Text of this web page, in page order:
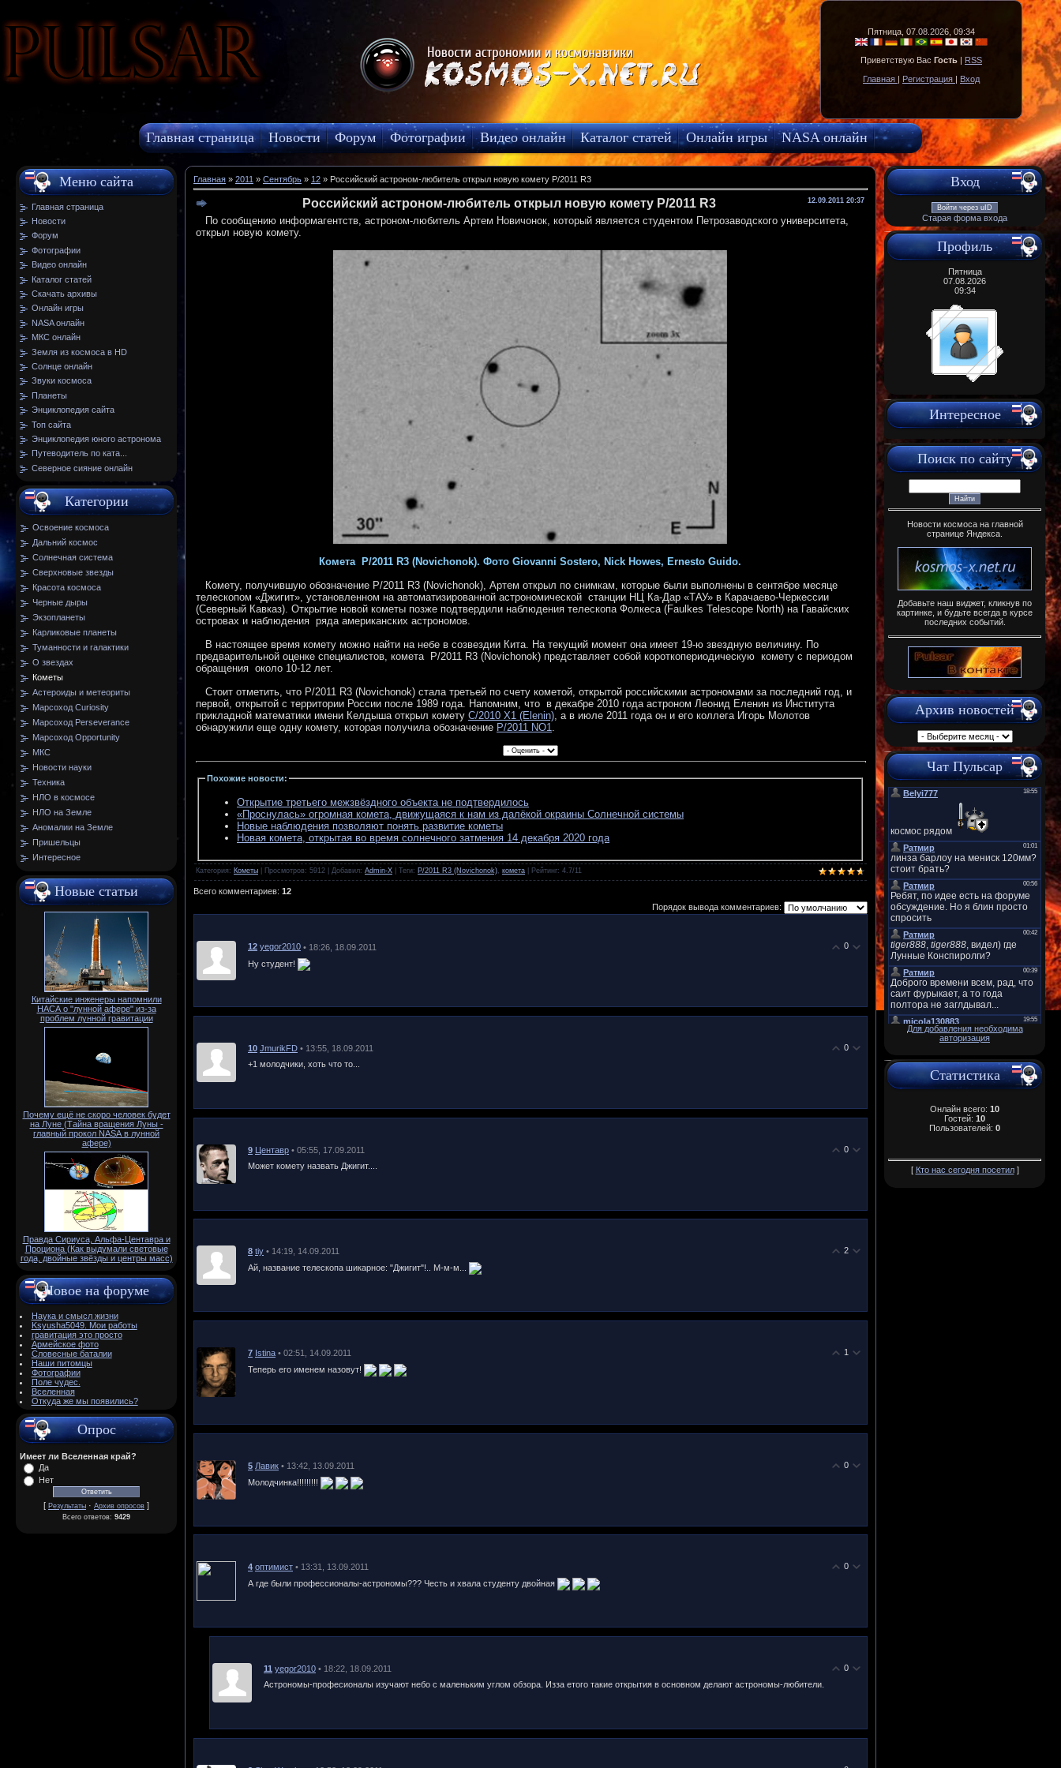
Pulsar Пятница, 07.08.2026, 09:34
Приветствую Вас Гость | RSS
Главная | Регистрация | Вход
Главная страница Новости Форум Фотографии Видео онлайн Каталог статей Онлайн игры
NASA онлайн
МКС онлайн
Меню сайта
Главная страница
Новости
Форум
Фотографии
Видео онлайн
Каталог статей
Скачать архивы
Онлайн игры
NASA онлайн
МКС онлайн
Земля из космоса в HD
Солнце онлайн
Звуки космоса
Планеты
Энциклопедия сайта
Топ сайта
Энциклопедия юного астронома
Путеводитель по ката...
Северное сияние онлайн
Категории
Освоение космоса
Дальний космос
Солнечная система
Сверхновые звезды
Красота космоса
Черные дыры
Экзопланеты
Карликовые планеты
Туманности и галактики
О звездах
Кометы
Астероиды и метеориты
Марсоход Curiosity
Марсоход Perseverance
Марсоход Opportunity
МКС
Новости науки
Техника
НЛО в космосе
НЛО на Земле
Аномалии на Земле
Пришельцы
Интересное
Новые статьи
Китайские инженеры напомнили
НАСА о "лунной афере" из-за
проблем лунной гравитации
Почему ещё не скоро человек будет
на Луне (Тайна вращения Луны -
главный прокол NАSА в лунной
афере)
Правда Сириуса, Альфа-Центавра и
Проциона (Как выдумали световые
года, двойные звёзды и центры масс)
Новое на форуме
Наука и смысл жизни
Ksyusha5049. Мои работы
гравитация это просто
Армейское фото
Словесные баталии
Наши питомцы
Фотографии
Поле чудес.
Вселенная
Откуда же мы появились?
Опрос
Имеет ли Вселенная край?
Да
Нет
[ Результаты · Архив опросов ]
Всего ответов: 9429
Главная » 2011 » Сентябрь » 12 » Российский астроном-любитель открыл новую комету P/2011 R3
12.09.2011 20:37
Российский астроном-любитель открыл новую комету P/2011 R3
По сообщению информагентств, астроном-любитель Артем Новичонок, который является студентом Петрозаводского университета,
открыл новую комету.
Комета P/2011 R3 (Novichonok). Фото Giovanni Sostero, Nick Howes, Ernesto Guido.
Комету, получившую обозначение P/2011 R3 (Novichonok), Артем открыл по снимкам, которые были выполнены в сентябре месяце
телескопом «Джигит», установленном на автоматизированной астрономической станции НЦ Ка-Дар «ТАУ» в Карачаево-Черкессии
(Северный Кавказ). Открытие новой кометы позже подтвердили наблюдения телескопа Фолкеса (Faulkes Telescope North) на Гавайских
островах и наблюдения ряда американских астрономов.
В настоящее время комету можно найти на небе в созвездии Кита. На текущий момент она имеет 19-ю звездную величину. По
предварительной оценке специалистов, комета P/2011 R3 (Novichonok) представляет собой короткопериодическую комету с периодом
обращения около 10-12 лет.
Стоит отметить, что P/2011 R3 (Novichonok) стала третьей по счету кометой, открытой российскими астрономами за последний год, и
первой, открытой с территории России после 1989 года. Напомним, что в декабре 2010 года астроном Леонид Еленин из Института
прикладной математики имени Келдыша открыл комету C/2010 X1 (Elenin), а в июле 2011 года он и его коллега Игорь Молотов
обнаружили еще одну комету, которая получила обозначение P/2011 NO1.
Похожие новости:
Открытие третьего межзвёздного объекта не подтвердилось
«Проснулась» огромная комета, движущаяся к нам из далёкой окраины Солнечной системы
Новые наблюдения позволяют понять развитие кометы
Новая комета, открытая во время солнечного затмения 14 декабря 2020 года
Категория: Кометы Просмотров: 5912 | Добавил: Admin-X Теги: P/2011 R3 (Novichonok), комета Рейтинг: 4.7/11
Всего комментариев: 12
Порядок вывода комментариев:
0
12 yegor2010 • 18:26, 18.09.2011
Ну студент!
0
10 JmurikFD • 13:55, 18.09.2011
+1 молодчики, хоть что то...
0
9 Центавр • 05:55, 17.09.2011
Может комету назвать Джигит....
2
8 tiy • 14:19, 14.09.2011
Ай, название телескопа шикарное: "Джигит"!.. М-м-м...
1
7 Istina • 02:51, 14.09.2011
Теперь его именем назовут!
0
5 Лавик • 13:42, 13.09.2011
Молодчинка!!!!!!!!!
0
4 оптимист • 13:31, 13.09.2011
А где были профессионалы-астрономы??? Честь и хвала студенту двойная
0
11 yegor2010 • 18:22, 18.09.2011
Астрономы-професионалы изучают небо с маленьким углом обзора. Изза етого такие открытия в основном делают астрономы-любители.
Вход
Войти через uID
Старая форма входа
Профиль
Пятница
07.08.2026
09:34
Интересное
Поиск по сайту
Новости космоса на главной
странице Яндекса.
Добавьте наш виджет, кликнув по
картинке, и будьте всегда в курсе
последних событий.
Архив новостей
Чат Пульсар
Для добавления необходима
авторизация
Статистика
Онлайн всего: 10
Гостей: 10
Пользователей: 0
[ Кто нас сегодня посетил]